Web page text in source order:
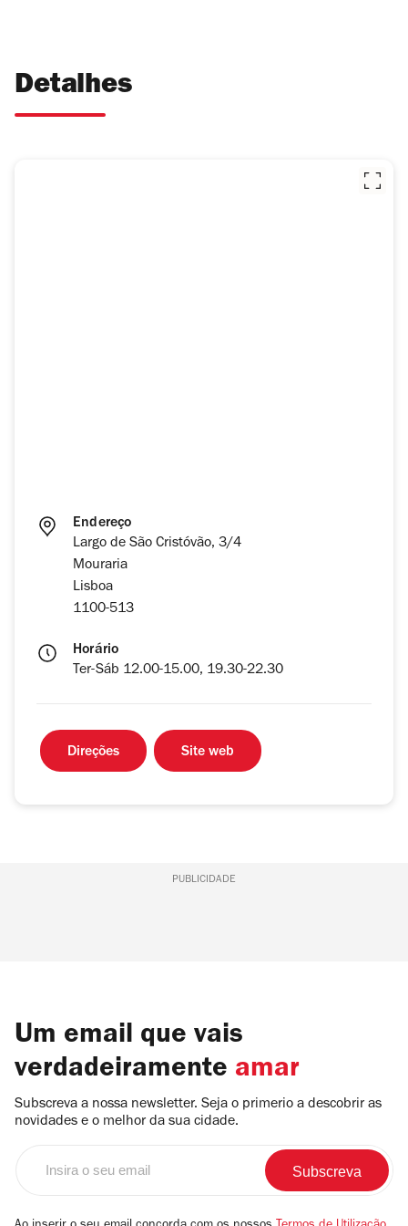
Detalhes
Endereço
Largo de São Cristóvão, 3/4
Mouraria
Lisboa
1100-513
Horário
Ter-Sáb 12.00-15.00, 19.30-22.30
Direções Site web
PUBLICIDADE
Um email que vais
verdadeiramente amar
Subscreva a nossa newsletter. Seja o primerio a descobrir as
novidades e o melhor da sua cidade.
email